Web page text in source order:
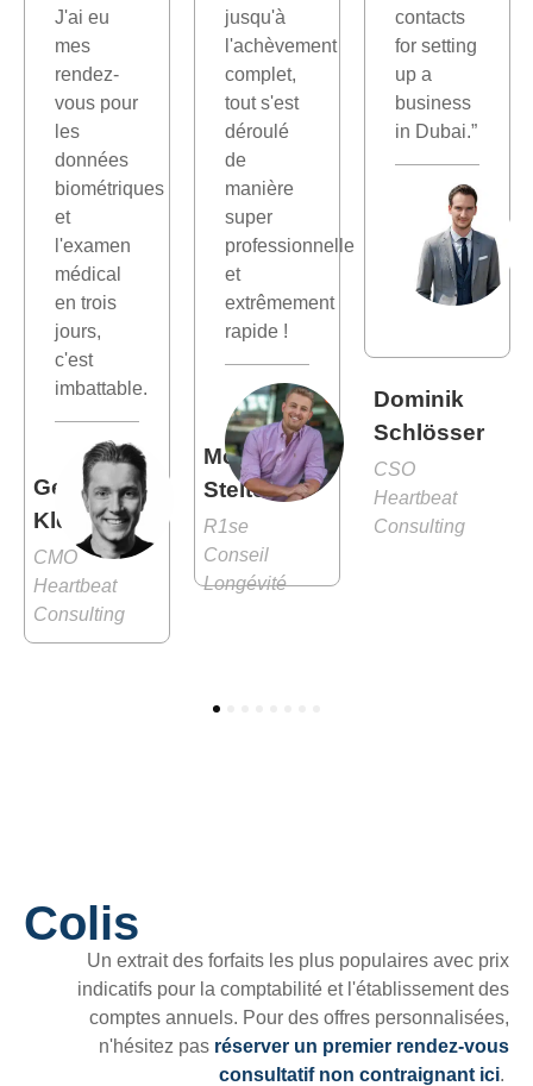
Gernot
Kleindienst
CMO
Heartbeat
Consulting
J'ai eu
mes
rendez-
vous pour
les
données
biométriques
et
l'examen
médical
en trois
jours,
c'est
imbattable.
Moritz
Stelter
R1se
Conseil
Longévité
jusqu'à
l'achèvement
complet,
tout s'est
déroulé
de
manière
super
professionnelle
et
extrêmement
rapide !
Dominik
Schlösser
CSO
Heartbeat
Consulting
contacts
for setting
up a
business
in Dubai.”
5
Colis
Un extrait des forfaits les plus populaires avec prix
indicatifs pour la comptabilité et l'établissement des
comptes annuels. Pour des offres personnalisées,
n'hésitez pas réserver un premier rendez-vous
consultatif non contraignant ici.